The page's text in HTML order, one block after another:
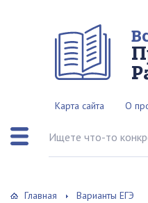
Карта сайта О
Поиск по сайту
Главная Варианты ЕГЭ